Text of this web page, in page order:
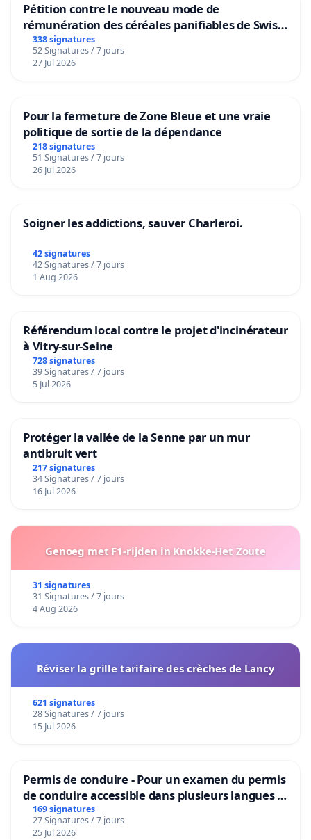
Pétition contre le nouveau mode de
rémunération des céréales panifiables de Swiss
granum basé sur la teneur en protéines
338 signatures
52 Signatures / 7 jours
27 Jul 2026
Pour la fermeture de Zone Bleue et une vraie
politique de sortie de la dépendance
218 signatures
51 Signatures / 7 jours
26 Jul 2026
Soigner les addictions, sauver Charleroi.
42 signatures
42 Signatures / 7 jours
1 Aug 2026
Référendum local contre le projet d'incinérateur
à Vitry-sur-Seine
728 signatures
39 Signatures / 7 jours
5 Jul 2026
Protéger la vallée de la Senne par un mur
antibruit vert
217 signatures
34 Signatures / 7 jours
16 Jul 2026
Genoeg met F1-rijden in Knokke-Het Zoute
31 signatures
31 Signatures / 7 jours
4 Aug 2026
Réviser la grille tarifaire des crèches de Lancy
621 signatures
28 Signatures / 7 jours
15 Jul 2026
Permis de conduire - Pour un examen du permis
de conduire accessible dans plusieurs langues à
Bruxelles
169 signatures
27 Signatures / 7 jours
25 Jul 2026